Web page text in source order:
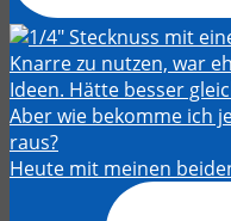
Heute mit meinen